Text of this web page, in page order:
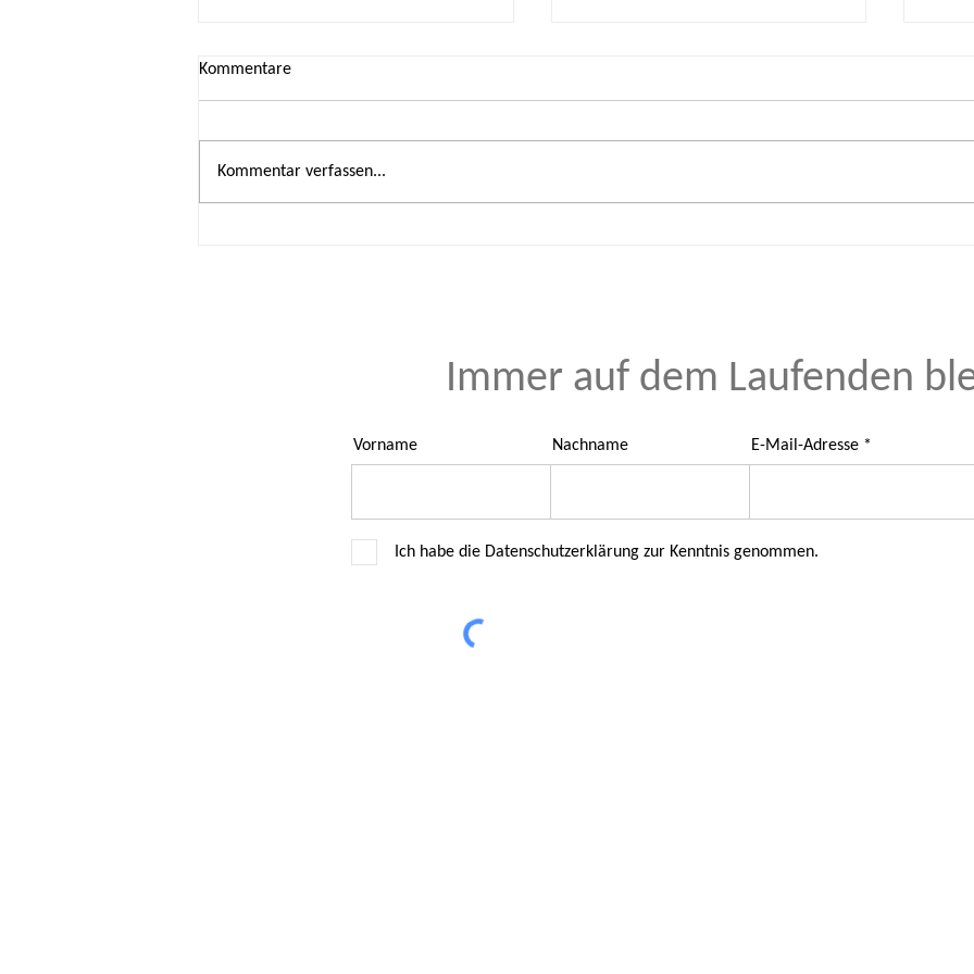
Sommerferien im KITZ.do
Kommentare
Kommentar verfassen...
Immer auf dem Laufenden
Vorname Nachname E-Mail-Adresse
Ich habe die Datenschutzerklärung zur Kenntnis genommen.